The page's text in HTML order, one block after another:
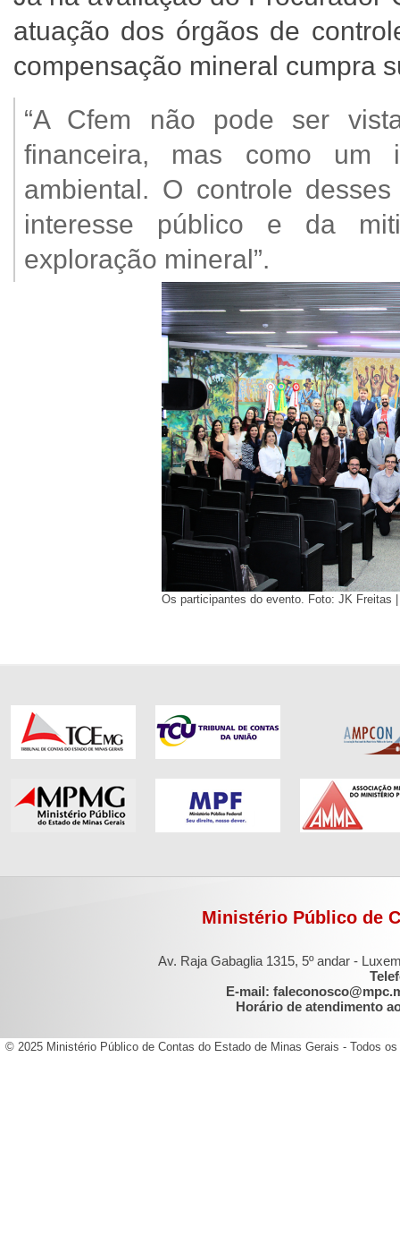
atuação dos órgãos de
compensação mineral cumpra
“A Cfem não pode ser
financeira, mas como um
ambiental. O controle
interesse público e da
exploração mineral”.
Os participantes do evento. Foto: JK Freitas
Ministério Público de
Av. Raja Gabaglia 1315, 5º andar -
E-mail:
Horário de atendimento
© 2025 Ministério Público de Contas do Estado de Minas Gerais - Todos